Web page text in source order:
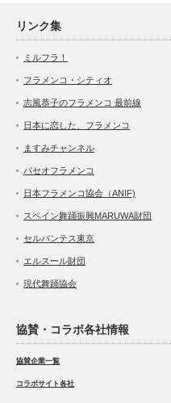
リンク集
ミルフラ！
フラメンコ・シティオ
志風恭子のフラメンコ 最前線
日本に恋した、フラメンコ
ますみチャンネル
パセオフラメンコ
日本フラメンコ協会（ANIF)
スペイン舞踊振興MARUWA財団
セルバンテス東京
エルスール財団
現代舞踊協会
協賛・コラボ各社情報
協賛企業一覧
コラボサイト各社